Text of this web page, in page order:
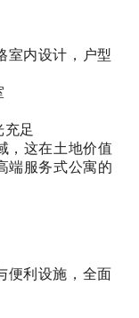
室内设计，户型
足
，这在土地价值
端服务式公寓的
便利设施，全面